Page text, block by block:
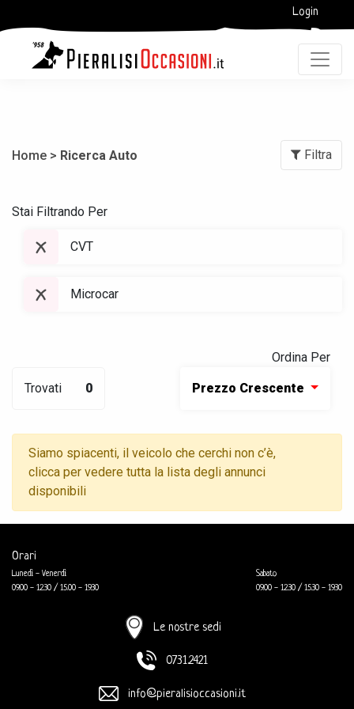
Login
Home > Ricerca Auto Filtra
Stai Filtrando Per
CVT
Microcar
Trovati 0
Ordina Per
Prezzo Crescente
Siamo spiacenti, il veicolo che cerchi non c’è,
clicca per vedere tutta la lista degli annunci
disponibili
Orari
Lunedì - Venerdì
09.00 - 12.30 / 15.00 - 19.30
Sabato
09.00 - 12.30 / 15.30 - 19.30
Le nostre sedi
0731.2421
info@pieralisioccasioni.it